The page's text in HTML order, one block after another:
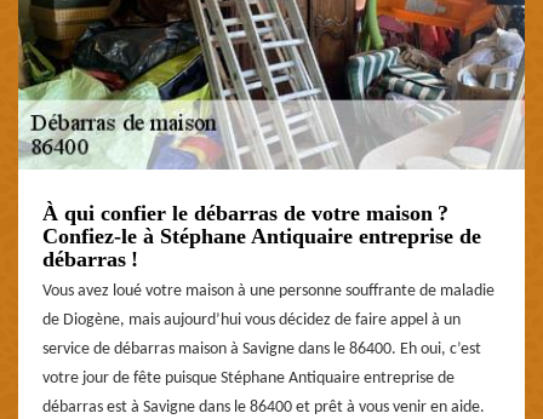
À qui confier le débarras de votre maison ?
Confiez-le à Stéphane Antiquaire entreprise de
débarras !
Vous avez loué votre maison à une personne souffrante de maladie
de Diogène, mais aujourd’hui vous décidez de faire appel à un
service de débarras maison à Savigne dans le 86400. Eh oui, c’est
votre jour de fête puisque Stéphane Antiquaire entreprise de
débarras est à Savigne dans le 86400 et prêt à vous venir en aide.